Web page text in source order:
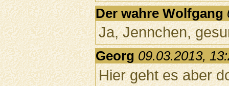
Der wahre Wolfgang
Ja, Jennchen,
Georg 09.03.2013,
Hier geht es aber